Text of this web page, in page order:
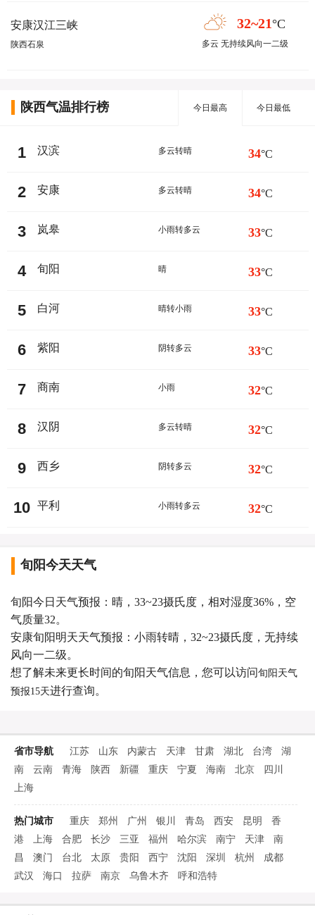
安康汉江三峡
陕西石泉
32~21 °C
多云 无持续风向一二级
陕西气温排行榜 今日最高 今日最低
1 汉滨 多云转晴 34°C
2 安康 多云转晴 34°C
3 岚皋 小雨转多云 33°C
4 旬阳 晴 33°C
5 白河 晴转小雨 33°C
6 紫阳 阴转多云 33°C
7 商南 小雨 32°C
8 汉阴 多云转晴 32°C
9 西乡 阴转多云 32°C
10 平利 小雨转多云 32°C
旬阳今天天气
旬阳今日天气预报：晴，33~23摄氏度，相对湿度36%，空
气质量32。
安康旬阳明天天气预报：小雨转晴，32~23摄氏度，无持续
风向一二级。
想了解未来更长时间的旬阳天气信息，您可以访问旬阳天气
预报15天进行查询。
省市导航 江苏 山东 内蒙古 天津 甘肃 湖北 台湾
湖
南
云南 青海 陕西 新疆 重庆 宁夏 海南 北京
四川
上海
热门城市 重庆 郑州 广州 银川 青岛 西安 昆明
香
港
上海 合肥 长沙 三亚 福州 哈尔滨 南宁 天津
南
昌
澳门 台北 太原 贵阳 西宁 沈阳 深圳 杭州
成都
武汉
海口 拉萨 南京 乌鲁木齐 呼和浩特